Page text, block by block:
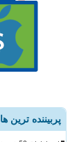
پربیننده ترین ها